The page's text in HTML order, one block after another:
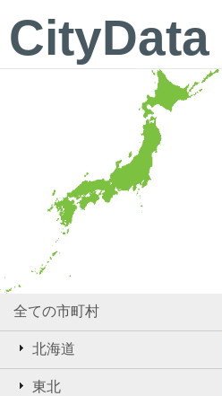
CityData
全ての市町村
北海道
東北